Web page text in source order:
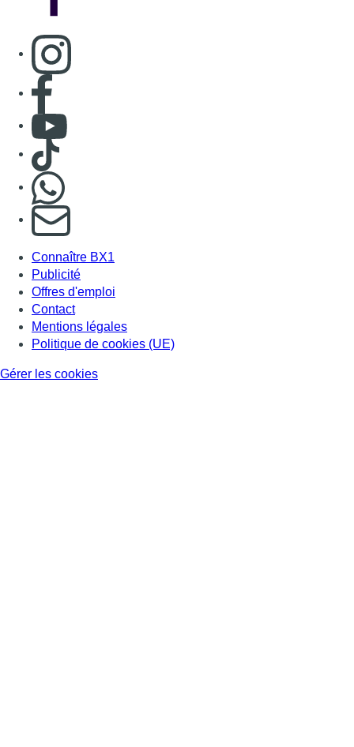
Consulter page Instagram
Consulter page Facebook
Consulter Youtube
Consulter TikTok
S'abonner à notre newsletter
Connaître BX1
Publicité
Offres d'emploi
Contact
Mentions légales
Politique de cookies (UE)
Gérer les cookies